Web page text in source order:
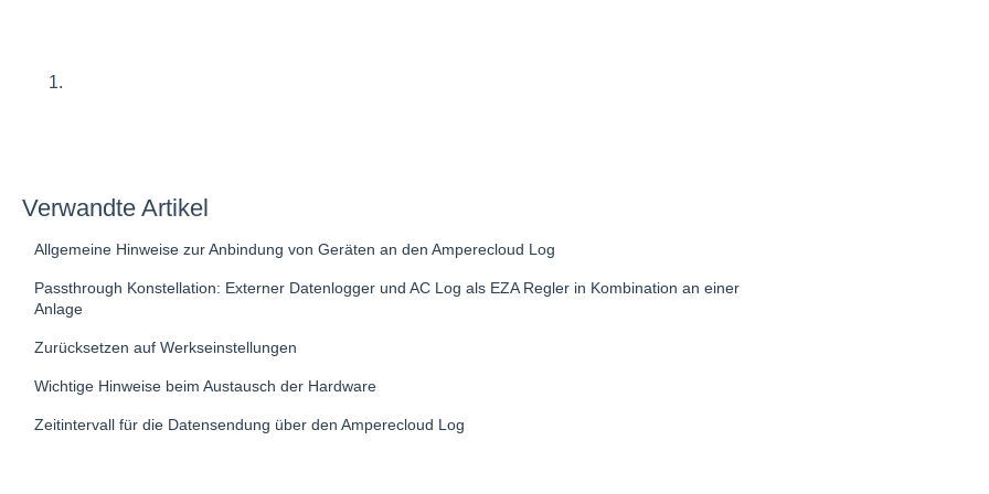
Verwandte Artikel
Allgemeine Hinweise zur Anbindung von Geräten an den Amperecloud Log
Passthrough Konstellation: Externer Datenlogger und AC Log als EZA Regler in Kombination an einer
Anlage
Zurücksetzen auf Werkseinstellungen
Wichtige Hinweise beim Austausch der Hardware
Zeitintervall für die Datensendung über den Amperecloud Log